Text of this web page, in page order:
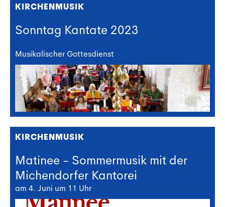
KIRCHENMUSIK
Sonntag Kantate 2023
Musikalischer Gottesdienst
KIRCHENMUSIK
Matinee - Sommermusik mit der
Michendorfer Kantorei
am 4. Juni um 11 Uhr